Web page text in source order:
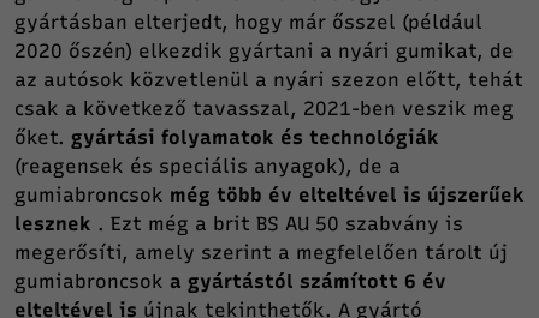
gyártásban elterjedt, hogy már ősszel (például
2020 őszén) elkezdik gyártani a nyári gumikat, de
az autósok közvetlenül a nyári szezon előtt, tehát
csak a következő tavasszal, 2021-ben veszik meg
őket. gyártási folyamatok és technológiák
(reagensek és speciális anyagok), de a
gumiabroncsok még több év elteltével is újszerűek
lesznek . Ezt még a brit BS AU 50 szabvány is
megerősíti, amely szerint a megfelelően tárolt új
gumiabroncsok a gyártástól számított 6 év
elteltével is újnak tekinthetők. A gyártó